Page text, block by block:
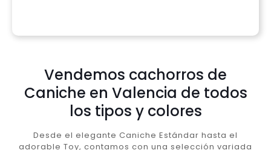
Vendemos cachorros de
Caniche en Valencia de todos
los tipos y colores
Desde el elegante Caniche Estándar hasta el
adorable Toy, contamos con una selección variada